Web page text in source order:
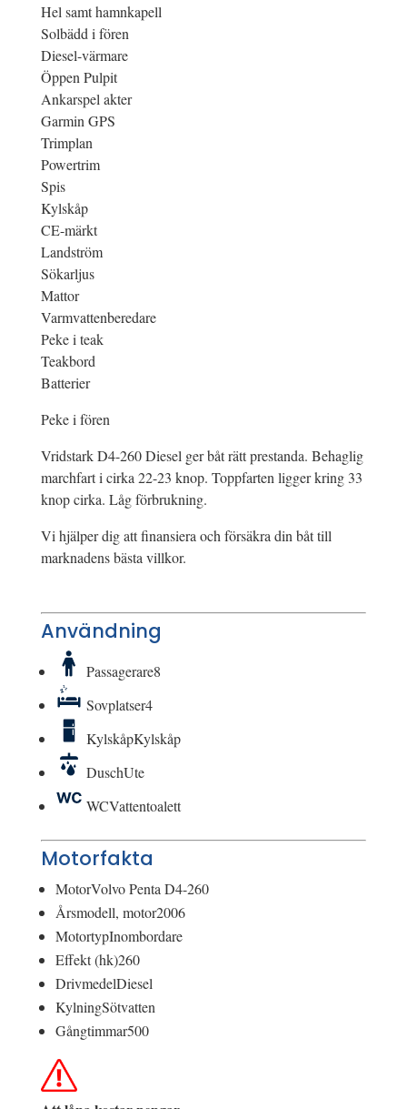
Hel samt hamnkapell
Solbädd i fören
Diesel-värmare
Öppen Pulpit
Ankarspel akter
Garmin GPS
Trimplan
Powertrim
Spis
Kylskåp
CE-märkt
Landström
Sökarljus
Mattor
Varmvattenberedare
Peke i teak
Teakbord
Batterier
Peke i fören
Vridstark D4-260 Diesel ger båt rätt prestanda. Behaglig
marchfart i cirka 22-23 knop. Toppfarten ligger kring 33
knop cirka. Låg förbrukning.
Vi hjälper dig att finansiera och försäkra din båt till
marknadens bästa villkor.
Användning
Passagerare8
Sovplatser4
KylskåpKylskåp
DuschUte
WCVattentoalett
Motorfakta
MotorVolvo Penta D4-260
Årsmodell, motor2006
MotortypInombordare
Effekt (hk)260
DrivmedelDiesel
KylningSötvatten
Gångtimmar500